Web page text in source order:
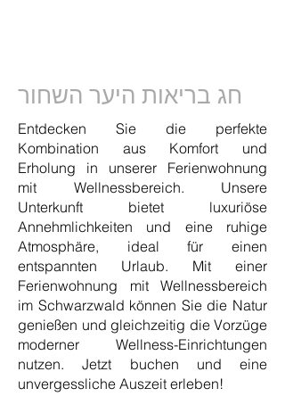
חג בריאות היער השחור
Entdecken Sie die perfekte
Kombination aus Komfort und
Erholung in unserer Ferienwohnung
mit Wellnessbereich. Unsere
Unterkunft bietet luxuriöse
Annehmlichkeiten und eine ruhige
Atmosphäre, ideal für einen
entspannten Urlaub. Mit einer
Ferienwohnung mit Wellnessbereich
im Schwarzwald können Sie die Natur
genießen und gleichzeitig die Vorzüge
moderner Wellness-Einrichtungen
nutzen. Jetzt buchen und eine
unvergessliche Auszeit erleben!